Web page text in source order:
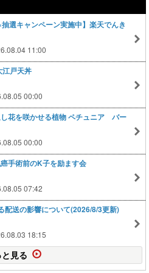
抽選キャンペーン実施中】楽天でんき
11:00
江戸天丼
00:00
花を咲かせる植物 ペチュニア バー
00:00
手術前のK子を励ます会
07:42
配送の影響について(2026/8/3更新)
18:15
と見る